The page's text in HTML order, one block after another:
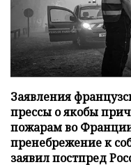
Заявления
прессы о якобы
пожарам во
пренебрежение к
заявил постпред